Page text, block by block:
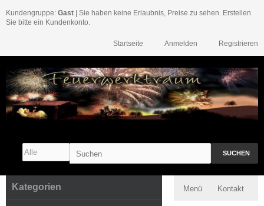
Kundengruppe: Gast | Sie haben keine Erlaubnis, Preise zu sehen. Erstellen
Sie bitte ein Kundenkonto.
Registrieren
Anmelden
Startseite
SUCHEN
Menü Kontakt
Kategorien